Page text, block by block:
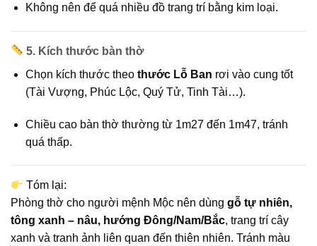
Không nên để quá nhiều đồ trang trí bằng kim loại.
5. Kích thước bàn thờ
Chọn kích thước theo thước Lỗ Ban rơi vào cung tốt
(Tài Vượng, Phúc Lộc, Quý Tử, Tinh Tài…).
Chiều cao bàn thờ thường từ 1m27 đến 1m47, tránh
quá thấp.
Tóm lại:
Phòng thờ cho người mệnh Mộc nên dùng gỗ tự nhiên,
tông xanh – nâu, hướng Đông/Nam/Bắc, trang trí cây
xanh và tranh ảnh liên quan đến thiên nhiên. Tránh màu